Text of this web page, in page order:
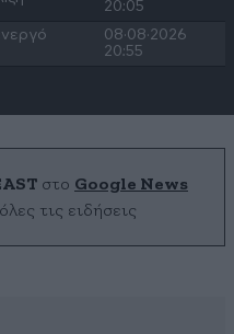
20:05
08·08·2026
20:55
στο Google News
τις ειδήσεις